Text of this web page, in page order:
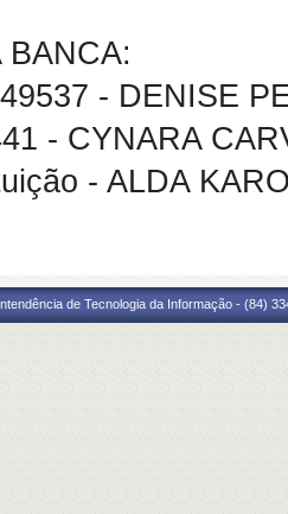
BANCA:
- DENISE
- CYNARA
- ALDA
de Tecnologia da Informação - (84)